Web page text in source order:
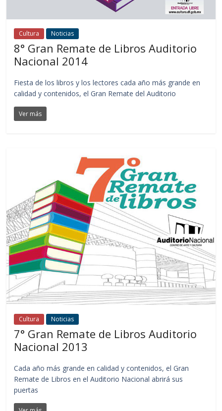
Cultura Noticias
8° Gran Remate de Libros Auditorio
Nacional 2014
Fiesta de los libros y los lectores cada año más grande en
calidad y contenidos, el Gran Remate del Auditorio
Ver más
Cultura Noticias
7° Gran Remate de Libros Auditorio
Nacional 2013
Cada año más grande en calidad y contenidos, el Gran
Remate de Libros en el Auditorio Nacional abrirá sus
puertas